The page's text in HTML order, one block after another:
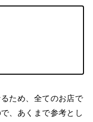
ため、全てのお店で
、あくまで参考とし